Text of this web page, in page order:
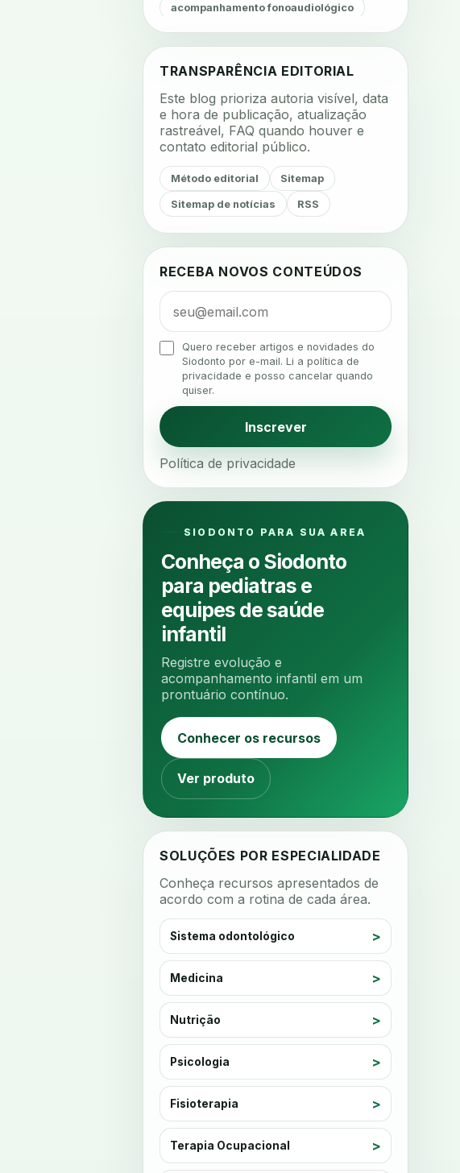
acompanhamento fonoaudiológico
acompanhamento nutricional
acustica acustica clinica
adesao adesao ao tratamento
adesao odontologica
adesao tratamento
agenda inteligente
agenda odontologica
agendamento
agendamento digital
agendamento inteligente
ajuste oclusal ajuste protetico
ambiente clinico ampliacao
analgesia analgesia digital
analise 3d
analise facial analise funcional
analise mastigacao
anamnese digital
anamnese nutricional
anestesia
anestesia local anotacoes
ansiedade ansiedade infantil
ansiedade na cadeira
ansiedade odontologica
antes e depois
antibioticos anticoagulados
anticoagulantes
apdt apertamento diurno
apinhamento dentario apneia
apneia do sono
apps clinicos
TRANSPARÊNCIA EDITORIAL
Este blog prioriza autoria visível, data
e hora de publicação, atualização
rastreável, FAQ quando houver e
contato editorial público.
Método editorial Sitemap
Sitemap de notícias RSS
RECEBA NOVOS CONTEÚDOS
Quero receber artigos e novidades do
Siodonto por e-mail. Li a política de
privacidade e posso cancelar quando
quiser.
Inscrever
Política de privacidade
SIODONTO PARA SUA AREA
Conheça o Siodonto
para pediatras e
equipes de saúde
infantil
Registre evolução e
acompanhamento infantil em um
prontuário contínuo.
Conhecer os recursos
Ver produto
SOLUÇÕES POR ESPECIALIDADE
Conheça recursos apresentados de
acordo com a rotina de cada área.
Sistema odontológico
Medicina
Nutrição
Psicologia
Fisioterapia
Terapia Ocupacional